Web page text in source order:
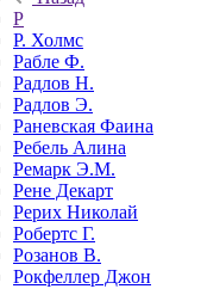
Р
Р. Холмс
Рабле Ф.
Радлов Н.
Радлов Э.
Раневская Фаина
Ребель Алина
Ремарк Э.М.
Рене Декарт
Рерих Николай
Робертс Г.
Розанов В.
Рокфеллер Джон